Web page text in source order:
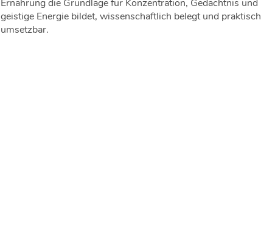
Ernährung die Grundlage für Konzentration, Gedächtnis und
geistige Energie bildet, wissenschaftlich belegt und praktisch
umsetzbar.